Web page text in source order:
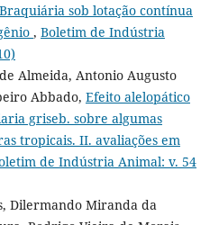
sob lotação contínua
, Boletim de Indústria
Almeida, Antonio Augusto
Abbado, Efeito alelopático
griseb. sobre algumas
tropicais. II. avaliações em
de Indústria Animal: v. 54
Dilermando Miranda da